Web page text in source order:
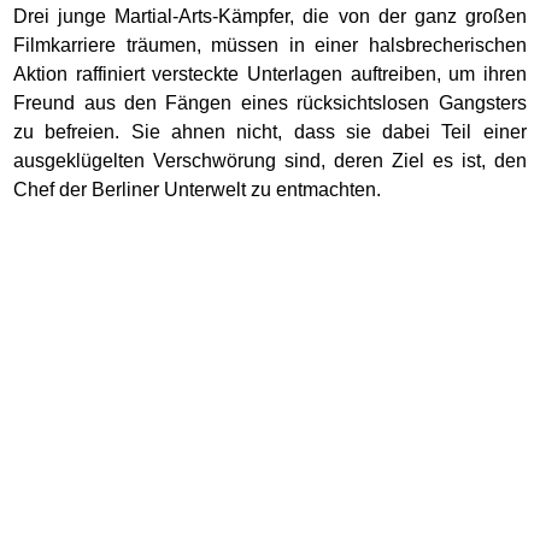
Drei junge Martial-Arts-Kämpfer, die von der ganz großen
Filmkarriere träumen, müssen in einer halsbrecherischen
Aktion raffiniert versteckte Unterlagen auftreiben, um ihren
Freund aus den Fängen eines rücksichtslosen Gangsters
zu befreien. Sie ahnen nicht, dass sie dabei Teil einer
ausgeklügelten Verschwörung sind, deren Ziel es ist, den
Chef der Berliner Unterwelt zu entmachten.